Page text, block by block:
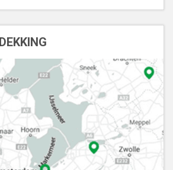
DEKKING